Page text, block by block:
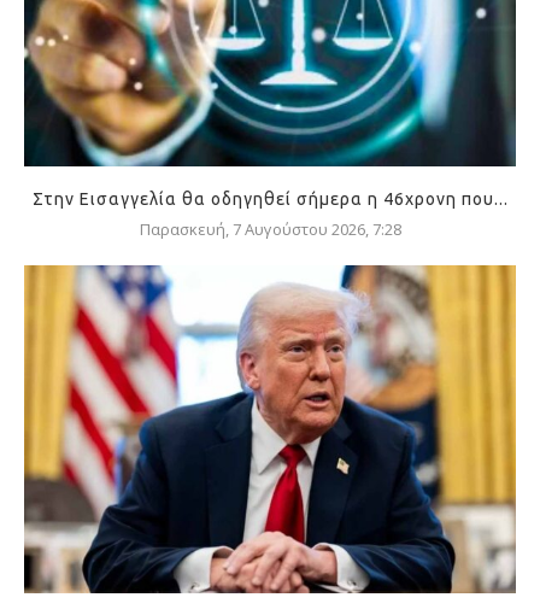
Στην Εισαγγελία θα οδηγηθεί σήμερα η 46χρονη που...
Παρασκευή, 7 Αυγούστου 2026, 7:28